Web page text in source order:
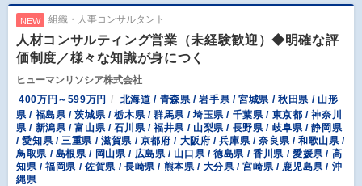
NEW 組織・人事コンサルタント
人材コンサルティング営業（未経験歓迎）◆明確な評
価制度／様々な知識が身につく
ヒューマンリソシア株式会社
400万円～599万円
北海道 / 青森県 / 岩手県 / 宮城県 / 秋田県 / 山形
県 / 福島県 / 茨城県 / 栃木県 / 群馬県 / 埼玉県 / 千葉県 / 東京都 / 神奈川
県 / 新潟県 / 富山県 / 石川県 / 福井県 / 山梨県 / 長野県 / 岐阜県 / 静岡県
/ 愛知県 / 三重県 / 滋賀県 / 京都府 / 大阪府 / 兵庫県 / 奈良県 / 和歌山県 /
鳥取県 / 島根県 / 岡山県 / 広島県 / 山口県 / 徳島県 / 香川県 / 愛媛県 / 高
知県 / 福岡県 / 佐賀県 / 長崎県 / 熊本県 / 大分県 / 宮崎県 / 鹿児島県 / 沖
縄県